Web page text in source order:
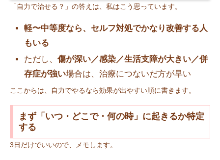
「自力で治せる？」の答えは、私はこう思っています。
軽〜中等度なら、セルフ対処でかなり改善する人
もいる
ただし、傷が深い／感染／生活支障が大きい／併
存症が強い場合は、治療につないだ方が早い
ここからは、自力でやるなら効果が出やすい順に書きます。
まず「いつ・どこで・何の時」に起きるか特定
する
3日だけでいいので、メモします。